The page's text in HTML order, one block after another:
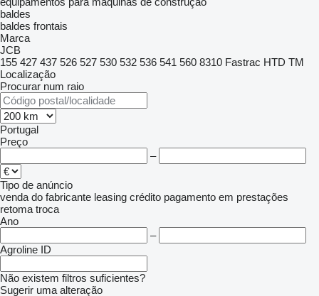
baldes
baldes frontais
Marca
JCB
155 427 437 526 527 530 532 536 541 560 8310 Fastrac HTD TM
Localização
Procurar num raio
Portugal
Preço
–
Tipo de anúncio
venda do fabricante leasing crédito pagamento em prestações
retoma troca
Ano
–
Agroline ID
Não existem filtros suficientes?
Sugerir uma alteração